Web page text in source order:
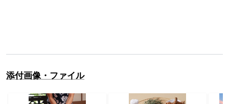
添付画像・ファイル